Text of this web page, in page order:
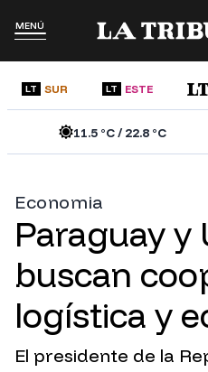
MENÚ
LT SUR LT ESTE
11.5°C /22.8°C
Economia
Paraguay y
buscan
logística y
El presidente de la